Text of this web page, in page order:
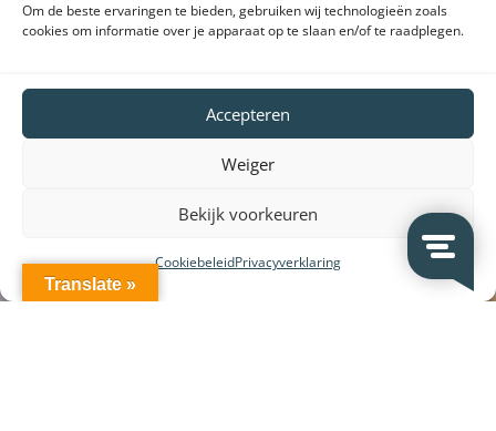
Om de beste ervaringen te bieden, gebruiken wij technologieën zoals
cookies om informatie over je apparaat op te slaan en/of te raadplegen.
Accepteren
Weiger
Bekijk voorkeuren
CookiebeleidPrivacyverklaring
Translate »